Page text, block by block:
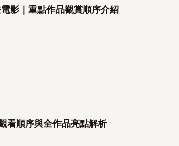
影｜重點作品觀賞順序介紹
看順序與全作品亮點解析